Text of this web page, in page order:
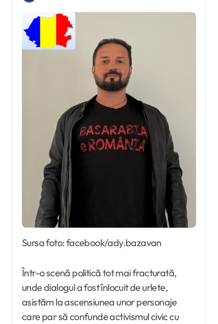
Sursa foto: facebook/ady.bazavan
Într-o scenă politică tot mai fracturată,
unde dialogul a fost înlocuit de urlete,
asistăm la ascensiunea unor personaje
care par să confunde activismul civic cu